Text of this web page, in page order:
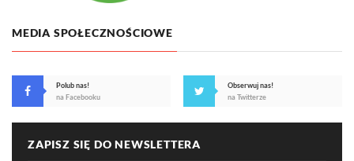
MEDIA SPOŁECZNOŚCIOWE
Polub nas!
na Facebooku
Obserwuj nas!
na Twitterze
ZAPISZ SIĘ DO NEWSLETTERA